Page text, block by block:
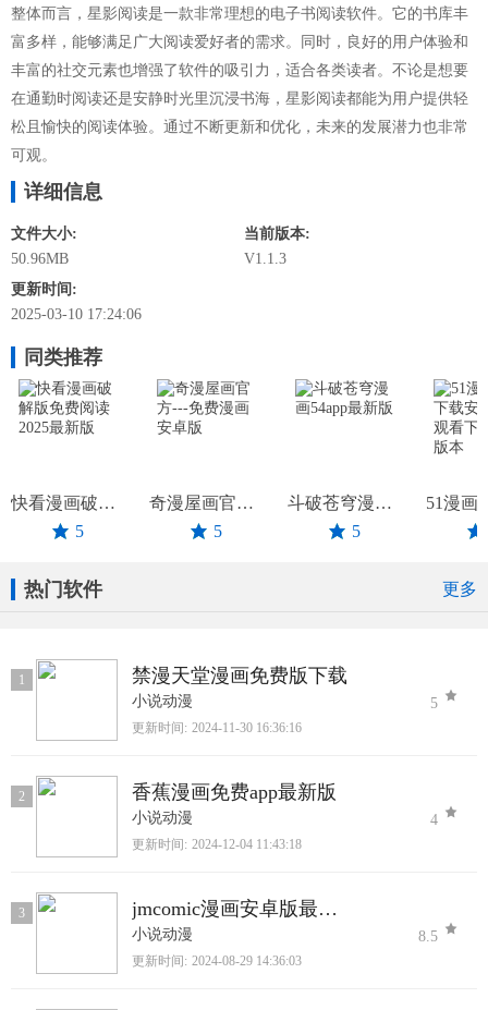
整体而言，星影阅读是一款非常理想的电子书阅读软件。它的书库丰
富多样，能够满足广大阅读爱好者的需求。同时，良好的用户体验和
丰富的社交元素也增强了软件的吸引力，适合各类读者。不论是想要
在通勤时阅读还是安静时光里沉浸书海，星影阅读都能为用户提供轻
松且愉快的阅读体验。通过不断更新和优化，未来的发展潜力也非常
可观。
详细信息
文件大小:
50.96MB
当前版本:
V1.1.3
更新时间:
2025-03-10 17:24:06
同类推荐
快看漫画破解版免费阅读2025最新版
5
奇漫屋画官方---免费漫画安卓版
5
斗破苍穹漫画54app最新版
5
热门软件 更多
1 禁漫天堂漫画免费版下载
小说动漫 5
更新时间: 2024-11-30 16:36:16
2 香蕉漫画免费app最新版
小说动漫 4
更新时间: 2024-12-04 11:43:18
3 jmcomic漫画安卓版最新版
小说动漫 8.5
更新时间: 2024-08-29 14:36:03